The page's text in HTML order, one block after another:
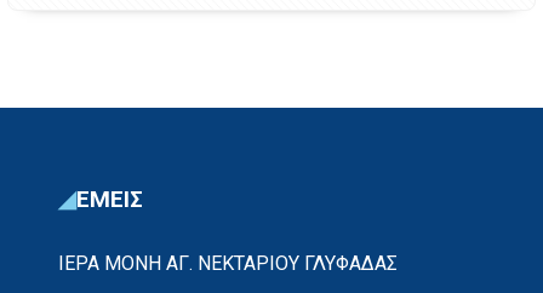
ΕΜΕΙΣ
ΙΕΡΑ ΜΟΝΗ ΑΓ. ΝΕΚΤΑΡΙΟΥ ΓΛΥΦΑΔΑΣ